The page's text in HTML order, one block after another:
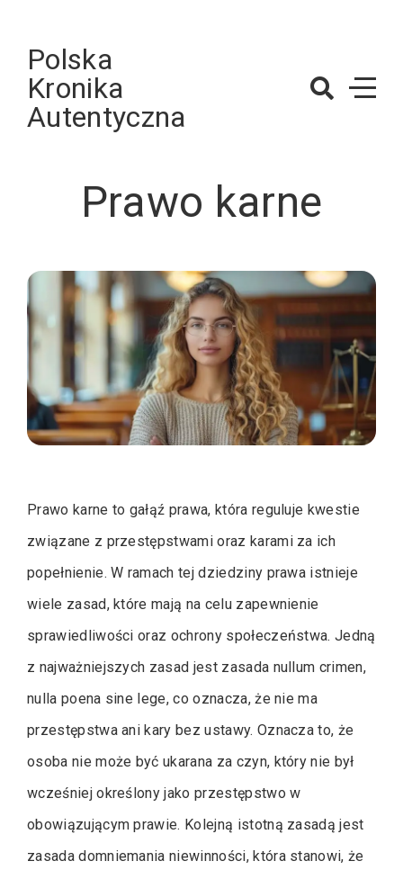
contentPolska
Kronika
Autentyczna
Prawo karne
Prawo karne to gałąź prawa, która reguluje kwestie
związane z przestępstwami oraz karami za ich
popełnienie. W ramach tej dziedziny prawa istnieje
wiele zasad, które mają na celu zapewnienie
sprawiedliwości oraz ochrony społeczeństwa. Jedną
z najważniejszych zasad jest zasada nullum crimen,
nulla poena sine lege, co oznacza, że nie ma
przestępstwa ani kary bez ustawy. Oznacza to, że
osoba nie może być ukarana za czyn, który nie był
wcześniej określony jako przestępstwo w
obowiązującym prawie. Kolejną istotną zasadą jest
zasada domniemania niewinności, która stanowi, że